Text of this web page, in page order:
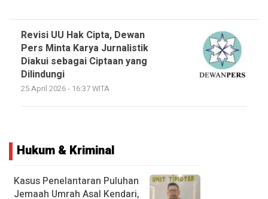
Revisi UU Hak Cipta, Dewan
Pers Minta Karya Jurnalistik
Diakui sebagai Ciptaan yang
Dilindungi
25 April 2026 - 16:37 WITA
Hukum & Kriminal
Kasus Penelantaran Puluhan
Jemaah Umrah Asal Kendari,